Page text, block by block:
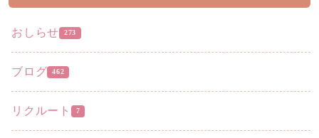
おしらせ 273
ブログ 462
リクルート 7